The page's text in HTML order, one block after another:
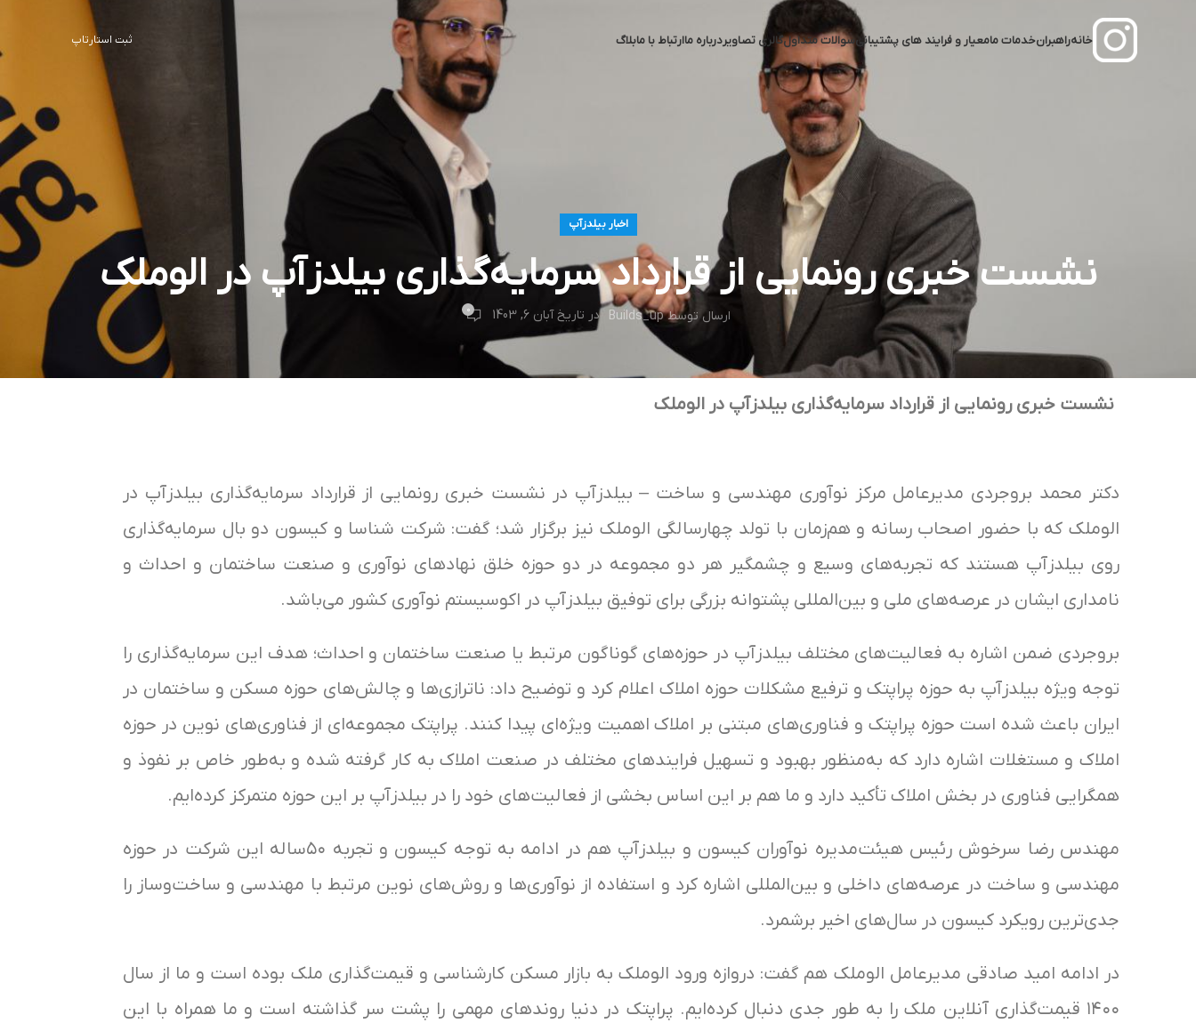
خانهراهبرانخدمات مامعیار و فرایند‌ های پشتیبانیسوالات متداولگالری تصاویردرباره ماارتباط با مابلاگ ثبت استارتاپ
اخبار بیلدزآپ
نشست خبری رونمایی از قرارداد سرمایه‌گذاری بیلدزآپ در الوملک
ارسال توسط Builds_up در تاریخ آبان 6, 1403 0
نشست خبریرونمایی از قرارداد سرمایه‌گذاری بیلدزآپ در الوملک
دکتر محمد بروجردی مدیرعامل مرکز نوآوری مهندسی و ساخت – بیلدزآپ در نشست خبری رونمایی از قرارداد سرمایه‌گذاری بیلدزآپ در
الوملک که با حضور اصحاب رسانه و هم‌زمان با تولد چهارسالگی الوملک نیز برگزار شد؛ گفت: شرکت شناسا و کیسون دو بال سرمایه‌گذاری
روی بیلدزآپ هستند که تجربه‌های وسیع و چشمگیر هر دو مجموعه در دو حوزه خلق نهادهای نوآوری و صنعت ساختمان و احداث و
نامداری ایشان در عرصه‌های ملی و بین‌المللی پشتوانه بزرگی برای توفیق بیلدزآپ در اکوسیستم نوآوری کشور می‌باشد.
بروجردی ضمن اشاره به فعالیت‌های مختلف بیلدزآپ در حوزه‌های گوناگون مرتبط یا صنعت ساختمان و احداث؛ هدف این سرمایه‌گذاری را
توجه ویژه بیلدزآپ به حوزه پراپتک و ترفیع مشکلات حوزه املاک اعلام کرد و توضیح داد: ناترازی‌ها و چالش‌های حوزه مسکن و ساختمان در
ایران باعث شده است حوزه پراپتک و فناوری‌های مبتنی بر املاک اهمیت ویژه‌ای پیدا کنند. پراپتک مجموعه‌ای از فناوری‌های نوین در حوزه
املاک و مستغلات اشاره دارد که به‌منظور بهبود و تسهیل فرایندهای مختلف در صنعت املاک به کار گرفته شده و به‌طور خاص بر نفوذ و
همگرایی فناوری در بخش املاک تأکید دارد و ما هم بر این اساس بخشی از فعالیت‌های خود را در بیلدزآپ بر این حوزه متمرکز کرده‌ایم.
مهندس رضا سرخوش رئیس هیئت‌مدیره نوآوران کیسون و بیلدزآپ هم در ادامه به توجه کیسون و تجربه ۵۰ساله این شرکت در حوزه
مهندسی و ساخت در عرصه‌های داخلی و بین‌المللی اشاره کرد و استفاده از نوآوری‌ها و روش‌های نوین مرتبط با مهندسی و ساخت‌وساز را
جدی‌ترین رویکرد کیسون در سال‌‌های اخیر برشمرد.
در ادامه امید صادقی مدیرعامل الوملک هم گفت: دروازه ورود الوملک به بازار مسکن کارشناسی و قیمت‌گذاری ملک بوده است و ما از سال
۱۴۰۰ قیمت‌گذاری آنلاین ملک را به طور جدی دنبال کرده‌ایم‌. پراپتک در دنیا روندهای مهمی را پشت سر گذاشته است و ما همراه با این